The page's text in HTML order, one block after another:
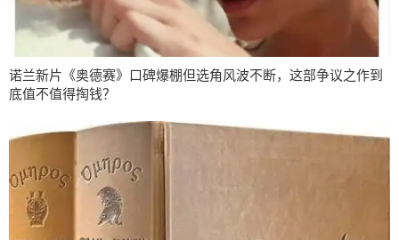
诺兰新片《奥德赛》口碑爆棚但选角风波不断，这部争议之作到
底值不值得掏钱？